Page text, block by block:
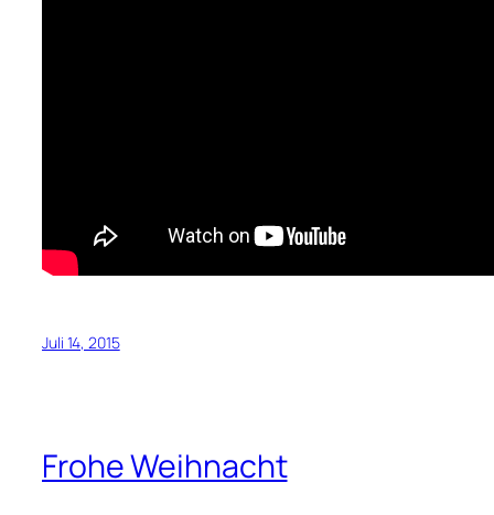
Juli 14, 2015
Frohe Weihnacht